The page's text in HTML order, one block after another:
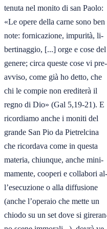
tenuta nel monito di san Paolo:
«Le opere della carne sono ben
note: fornicazione, impurità, li-
bertinaggio, [...] orge e cose del
genere; circa queste cose vi pre-
avviso, come già ho detto, che
chi le compie non erediterà il
regno di Dio» (Gal 5,19-21). E
ricordiamo anche i moniti del
grande San Pio da Pietrelcina
che ricordava come in questa
materia, chiunque, anche mini-
mamente, cooperi e collabori al-
l’esecuzione o alla diffusione
(anche l’operaio che mette un
chiodo su un set dove si